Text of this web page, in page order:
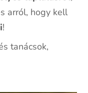
arról, hogy kell
!
tanácsok,